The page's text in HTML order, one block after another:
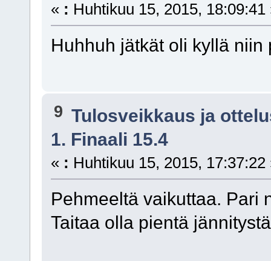
« : Huhtikuu 15, 2015, 18:09:41
Huhhuh jätkät oli kyllä
9 Tulosveikkaus ja
1. Finaali 15.4
« : Huhtikuu 15, 2015, 17:37:22
Pehmeeltä vaikuttaa. Pari
Taitaa olla pientä